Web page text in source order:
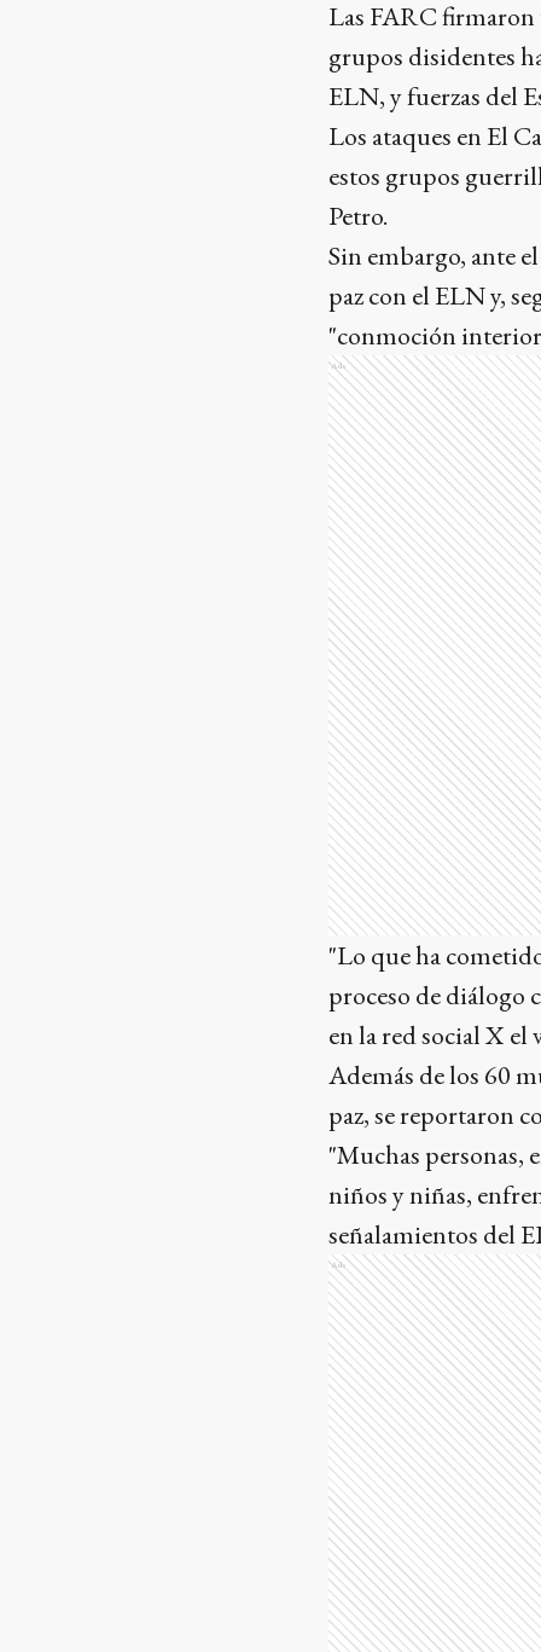
Las FARC
grupos disidentes
ELN, y fuerzas del
Los ataques en El
estos grupos
Petro.
Sin embargo, ante
paz con el ELN y,
"conmoción
Ads
"Lo que ha
proceso de diálogo
en la red social X el
Además de los 60
paz, se reportaron
"Muchas personas,
niños y niñas,
señalamientos del
Ads